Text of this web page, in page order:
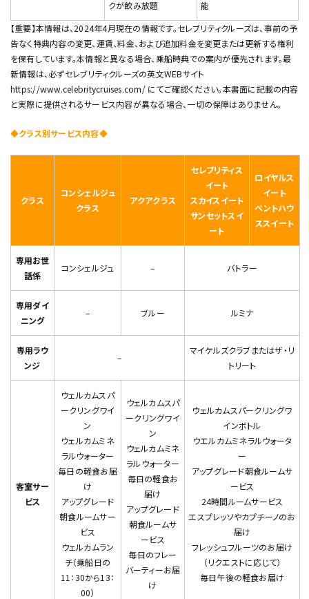
クが飲み放題
能
【重要】本情報は、2024年4月現在の情報です。セレブリティクルーズは、事前の予
告なく特典内容の変更、運賃、料金、および追加料金を変更または更新する権利
を保有しています。本情報と異なる場合、乗船時典での案内が優先されます。最
新情報は、必ずセレブリティクルーズの英文WEBサイト
https://www.celebritycruises.com/ にてご確認ください。本書面に記載の内容
と実際に提供されるサービス内容が異なる場合、一切の保障はありません。
◆クラス別サービス内容◆
クラス
コンシェルジュ
クラス
アクアクラス
セレブリティス
イート
スカイスイート
サンセットスイ
ート
ロイヤルス
イート
ペントハウ
ススイート
専用お世
話係
コンシェルジュ – バトラー
専用ダイ
ニング
– ブルー ルミナ
専用ラウ
ンジ
–
マイケルズクラブまたはザ・リ
トリート
客室サー
ビス
ウェルカムスパ
ークリングワイ
ン
ウェルカムミネ
ラルウォーター
毎日の軽食お届
け
アップグレード
朝食ルームサー
ビス
ウェルカムラン
チ（乗船日の
11：30から13：
00）
ウェルカムスパ
ークリングワイ
ン
ウェルカムミネ
ラルウォーター
毎日の軽食お
届け
アップグレード
朝食ルームサ
ービス
毎日のフレー
バーティーお届
け
ウェルカムスパークリングワ
インボトル
ウエルカムミネラルウォータ
ー
アップグレード朝食ルームサ
ービス
24時間ルームサービス
エスプレッソやカプチーノのお
届け
フレッシュフルーツのお届け
（リクエストに応じて）
毎日午後の軽食お届け